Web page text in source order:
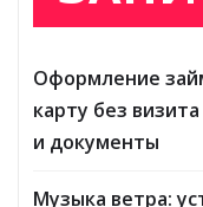
Оформление
карту без
и документы
Музыка ветра: